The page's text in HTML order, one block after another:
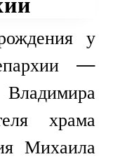
у
—
храма
Михаила